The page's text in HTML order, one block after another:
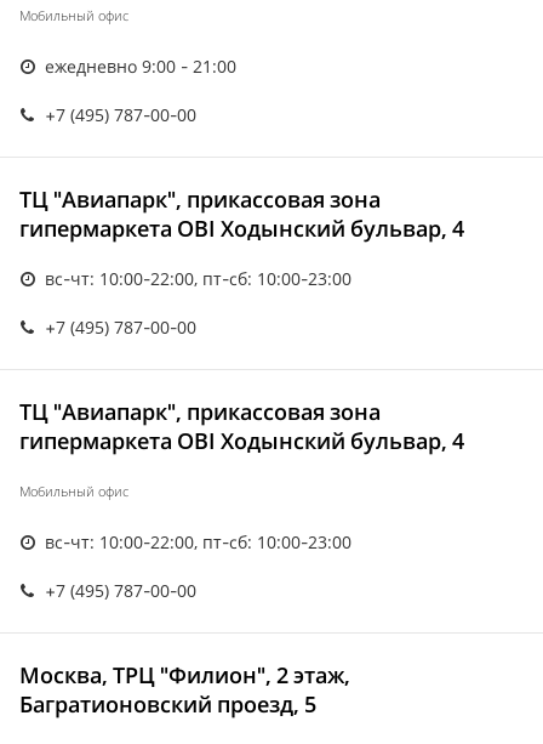
Мобильный офис
ежедневно 9:00 - 21:00
+7 (495) 787-00-00
ТЦ "Авиапарк", прикассовая зона
гипермаркета OBI Ходынский бульвар, 4
вс-чт: 10:00-22:00, пт-сб: 10:00-23:00
+7 (495) 787-00-00
ТЦ "Авиапарк", прикассовая зона
гипермаркета OBI Ходынский бульвар, 4
Мобильный офис
вс-чт: 10:00-22:00, пт-сб: 10:00-23:00
+7 (495) 787-00-00
Москва, ТРЦ "Филион", 2 этаж,
Багратионовский проезд, 5